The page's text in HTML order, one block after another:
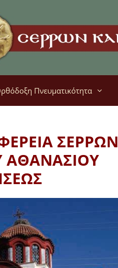
Πνευματικότητα
ΣΕΡΡΩΝ
ΑΘΑΝΑΣΙΟΥ